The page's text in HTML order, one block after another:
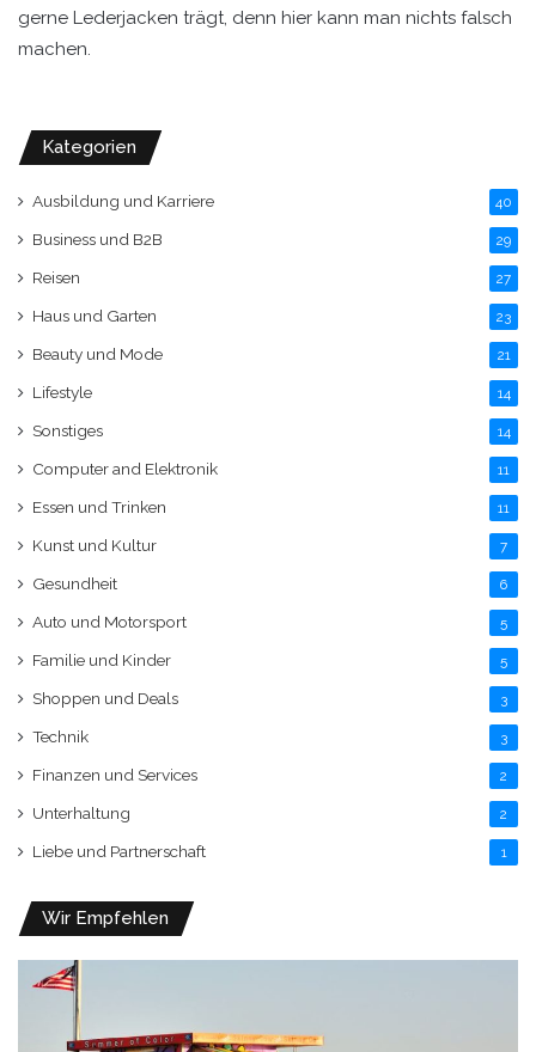
gerne Lederjacken trägt, denn hier kann man nichts falsch
machen.
Kategorien
Ausbildung und Karriere 40
Business und B2B 29
Reisen 27
Haus und Garten 23
Beauty und Mode 21
Lifestyle 14
Sonstiges 14
Computer and Elektronik 11
Essen und Trinken 11
Kunst und Kultur 7
Gesundheit 6
Auto und Motorsport 5
Familie und Kinder 5
Shoppen und Deals 3
Technik 3
Finanzen und Services 2
Unterhaltung 2
Liebe und Partnerschaft 1
Wir Empfehlen